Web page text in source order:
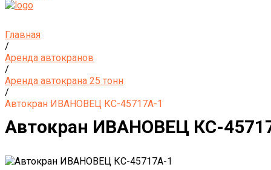
Главная
/
Аренда автокранов
/
Аренда автокрана 25 тонн
/
Автокран ИВАНОВЕЦ КС-45717А-1
Автокран ИВАНОВЕЦ КС-